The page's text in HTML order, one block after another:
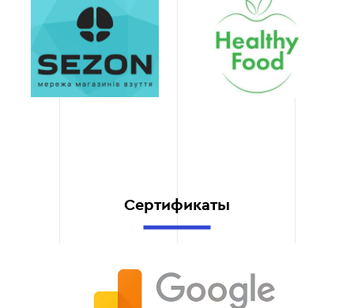
персонала. Мы работаем
быстро и эффективно, что
позволяет вам
сэкономить ресурсы и
получить результат в
установленные сроки.
уровень конверсии на
сайте. Мы фокусируемся
достижение ваших
бизнес-целей:
Сертификаты